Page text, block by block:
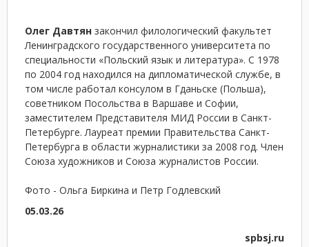
Олег Давтян закончил филологический факультет
Ленинградского государственного университета по
специальности «Польский язык и литература». С 1978
по 2004 год находился на дипломатической службе, в
том числе работал консулом в Гданьске (Польша),
советником Посольства в Варшаве и Софии,
заместителем Представителя МИД России в Санкт-
Петербурге. Лауреат премии Правительства Санкт-
Петербурга в области журналистики за 2008 год. Член
Союза художников и Союза журналистов России.
Фото - Ольга Биркина и Петр Годлевский
05.03.26
spbsj.ru